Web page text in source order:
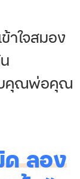
าใจสมอง
บคุณพ่อคุณ
ด ลอง